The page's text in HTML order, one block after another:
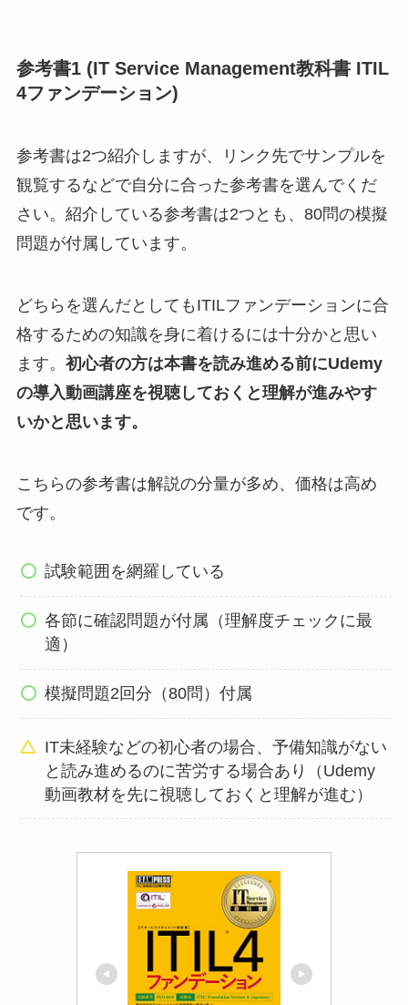
参考書1 (IT Service Management教科書 ITIL
4ファンデーション)
参考書は2つ紹介しますが、リンク先でサンプルを
観覧するなどで自分に合った参考書を選んでくだ
さい。紹介している参考書は2つとも、80問の模擬
問題が付属しています。
どちらを選んだとしてもITILファンデーションに合
格するための知識を身に着けるには十分かと思い
ます。 初心者の方は本書を読み進める前にUdemy
の導入動画講座を視聴しておくと理解が進みやす
いかと思います。
こちらの参考書は解説の分量が多め、価格は高め
です。
試験範囲を網羅している
各節に確認問題が付属（理解度チェックに最
適）
模擬問題2回分（80問）付属
IT未経験などの初心者の場合、予備知識がない
と読み進めるのに苦労する場合あり（Udemy
動画教材を先に視聴しておくと理解が進む）